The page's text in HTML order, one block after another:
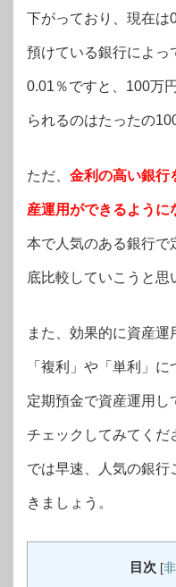
下がっており、現在は
預けている銀行によっ
0.01％ですと、100万
られるのはたったの
ただ、 金利の高い銀行
産運用ができるように
本で人気のある銀行で
底比較していこうと思
また、効果的に資産
「複利」や「単利」
定期預金で資産運用し
チェックしてみてくだ
では早速、人気の銀行
きましょう。
目次 [